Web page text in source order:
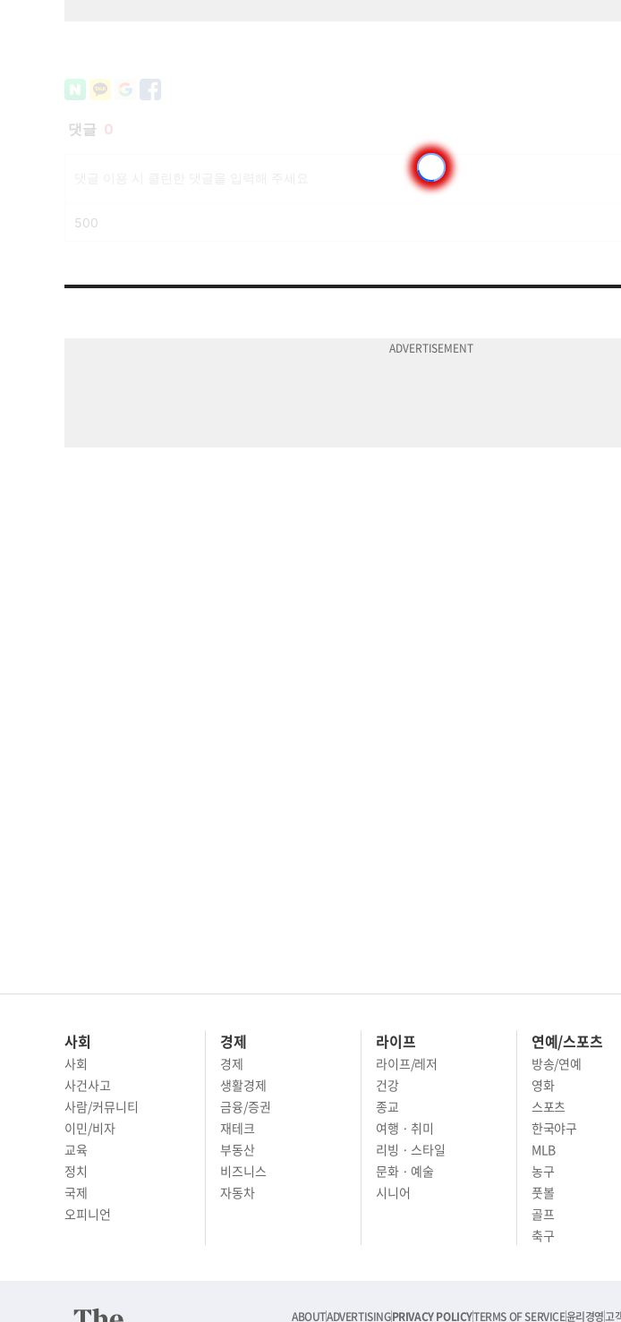
사회
사회
사건사고
사람/커뮤니티
이민/비자
교육
정치
국제
오피니언
경제
경제
생활경제
금융/증권
재테크
부동산
비즈니스
자동차
라이프
라이프/레저
건강
종교
여행 · 취미
리빙 · 스타일
문화 · 예술
시니어
연예/스포츠
방송/연예
영화
스포츠
한국야구
MLB
농구
풋볼
골프
축구
ABOUTADVERTISINGPRIVACY POLICYTERMS OF SERVICE윤리경영고